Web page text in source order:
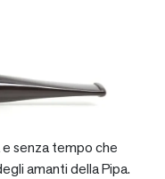
e senza tempo che
amanti della Pipa.